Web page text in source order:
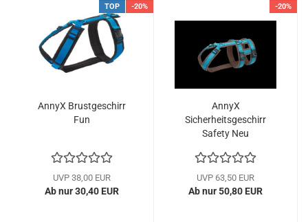
TOP -20%
AnnyX Brustgeschirr
Fun
UVP 38,00 EUR
Ab nur 30,40 EUR
-20%
AnnyX
Sicherheitsgeschirr
Safety Neu
UVP 63,50 EUR
Ab nur 50,80 EUR